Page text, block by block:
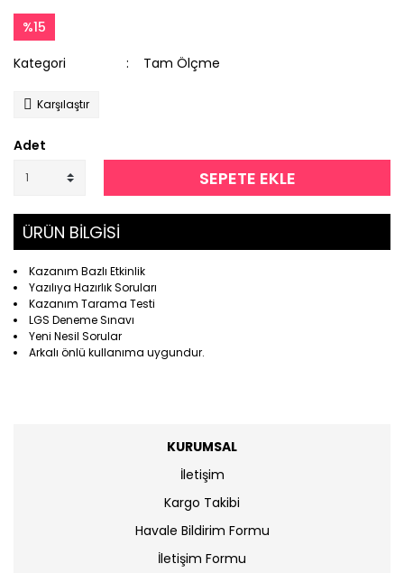
%15
Kategori Tam Ölçme
Karşılaştır
Adet
SEPETE EKLE
ÜRÜN BİLGİSİ
Kazanım Bazlı Etkinlik
Yazılıya Hazırlık Soruları
Kazanım Tarama Testi
LGS Deneme Sınavı
Yeni Nesil Sorular
Arkalı önlü kullanıma uygundur.
KURUMSAL
İletişim
Kargo Takibi
Havale Bildirim Formu
İletişim Formu